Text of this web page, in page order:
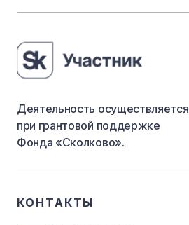
Деятельность осуществляется
при грантовой поддержке
Фонда «Сколково».
КОНТАКТЫ